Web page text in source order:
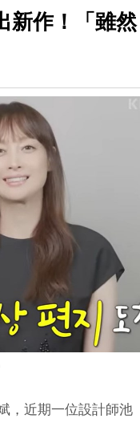
新作！「雖然
，近期一位設計師池